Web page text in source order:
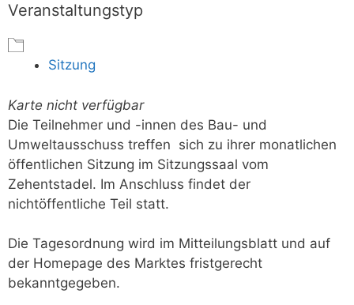
Veranstaltungstyp
Sitzung
Karte nicht verfügbar
Die Teilnehmer und -innen des Bau- und
Umweltausschuss treffen sich zu ihrer monatlichen
öffentlichen Sitzung im Sitzungssaal vom
Zehentstadel. Im Anschluss findet der
nichtöffentliche Teil statt.
Die Tagesordnung wird im Mitteilungsblatt und auf
der Homepage des Marktes fristgerecht
bekanntgegeben.